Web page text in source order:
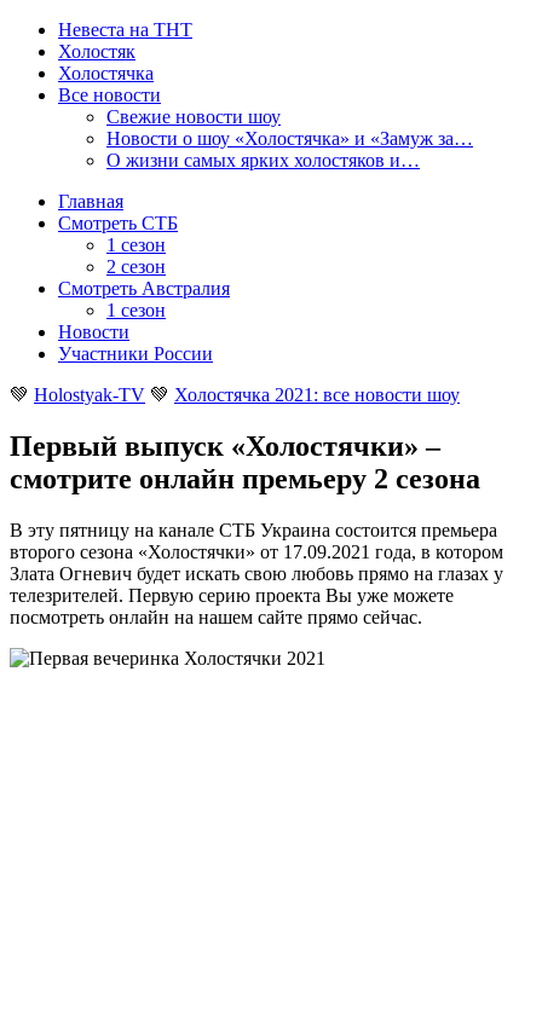
Невеста на ТНТ
Холостяк
Холостячка
Все новости
Свежие новости шоу
Новости о шоу «Холостячка» и «Замуж за…
О жизни самых ярких холостяков и…
Главная
Смотреть СТБ
1 сезон
2 сезон
Смотреть Австралия
1 сезон
Новости
Участники России
💚 Holostyak-TV 💚 Холостячка 2021: все новости шоу
Первый выпуск «Холостячки» –
смотрите онлайн премьеру 2 сезона
В эту пятницу на канале СТБ Украина состоится премьера
второго сезона «Холостячки» от 17.09.2021 года, в котором
Злата Огневич будет искать свою любовь прямо на глазах у
телезрителей. Первую серию проекта Вы уже можете
посмотреть онлайн на нашем сайте прямо сейчас.